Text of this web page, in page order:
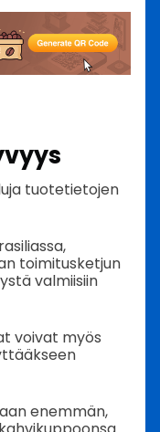
tuotetietojen
toimitusketjun
valmiisiin
voivat myös
enemmän,